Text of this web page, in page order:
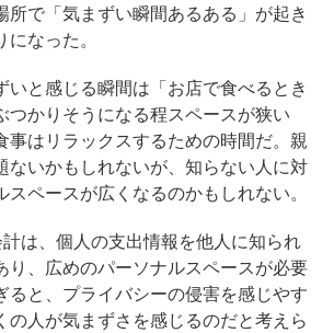
所で「気まずい瞬間あるある」が起き
なった。
いと感じる瞬間は「お店で食べるとき
つかりそうになる程スペースが狭い
事はリラックスするための時間だ。親
ないかもしれないが、知らない人に対
スペースが広くなるのかもしれない。
は、個人の支出情報を他人に知られ
り、広めのパーソナルスペースが必要
ると、プライバシーの侵害を感じやす
の人が気まずさを感じるのだと考えら